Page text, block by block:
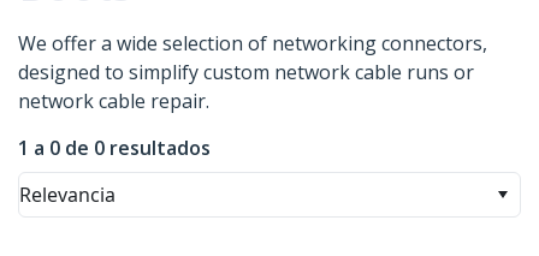
We offer a wide selection of networking connectors,
designed to simplify custom network cable runs or
network cable repair.
1 a 0 de 0 resultados
Relevancia